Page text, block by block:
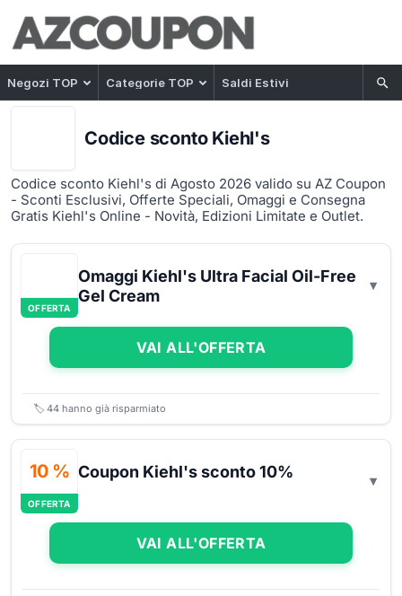
Negozi TOP Categorie TOP Saldi Estivi
Codice sconto Kiehl's
Codice sconto Kiehl's di Agosto 2026 valido su AZ Coupon
- Sconti Esclusivi, Offerte Speciali, Omaggi e Consegna
Gratis Kiehl's Online - Novità, Edizioni Limitate e Outlet.
OFFERTA
Omaggi Kiehl's Ultra Facial Oil-Free
Gel Cream
VAI ALL'OFFERTA
🏷️ 44 hanno già risparmiato
10 %
OFFERTA
Coupon Kiehl's sconto 10%
VAI ALL'OFFERTA